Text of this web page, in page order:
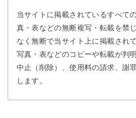
当サイトに掲載されているすべて
真・表などの無断複写・転載を禁
なく無断で当サイト上に掲載され
写真・表などのコピーや転載が判
中止（削除）、使用料の請求、謝
します。